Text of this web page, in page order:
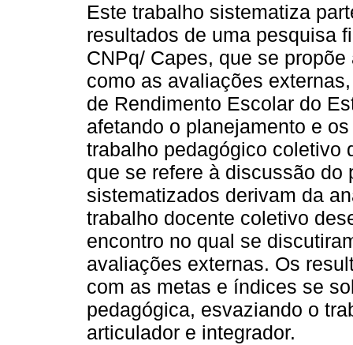
Este trabalho sistematiza
resultados de uma pesquisa
CNPq/ Capes, que se
como as avaliações
de Rendimento Escolar do
afetando o planejamento e
trabalho pedagógico coletivo
que se refere à discussão
sistematizados derivam da
trabalho docente coletivo
encontro no qual se
avaliações externas. Os
com as metas e índices se
pedagógica, esvaziando o
articulador e integrador.